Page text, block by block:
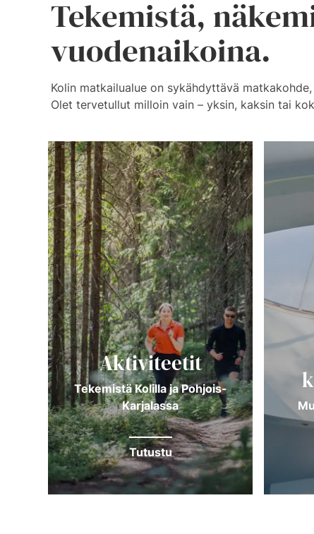
Tekemistä,
vuodenaikoina.
Kolin matkailualue on sykähdyttävä
Olet tervetullut milloin vain – yksin, kaksin tai
Aktiviteetit
Tekemistä Kolilla ja Pohjois-
Karjalassa
Tutustu